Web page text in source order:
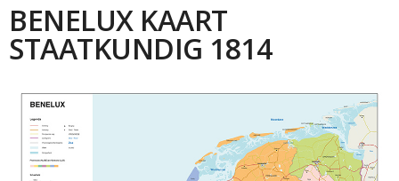
BENELUX KAART
STAATKUNDIG 1814